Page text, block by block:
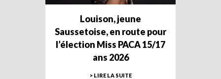
Louison, jeune
Saussetoise, en route pour
l’élection Miss PACA 15/17
ans 2026
> LIRE LA SUITE